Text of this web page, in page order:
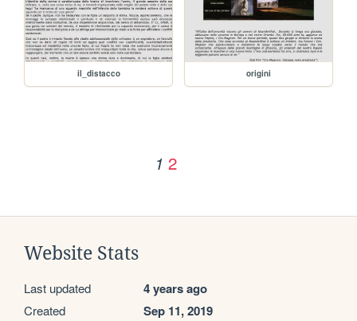
il_distacco origini
1 2
Website Stats
Last updated 4 years ago
Created Sep 11, 2019